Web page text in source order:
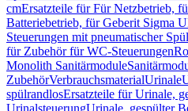
cmErsatzteile für Für Netzbetrieb,
Batteriebetrieb, für Geberit Sigma
Steuerungen mit pneumatischer
für Zubehör für WC-Steuerungen
Monolith Sanitärmodule
ZubehörVerbrauchsmaterialUrinale
spülrandlosErsatzteile für Urinale,
UrinalsteuerungUrinale, gespülter